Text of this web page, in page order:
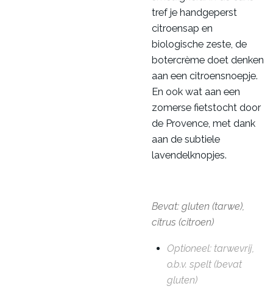
tref je handgeperst
citroensap en
biologische zeste, de
botercrème doet denken
aan een citroensnoepje.
En ook wat aan een
zomerse fietstocht door
de Provence, met dank
aan de subtiele
lavendelknopjes.
Bevat: gluten (tarwe),
citrus (citroen)
Optioneel: tarwevrij,
o.b.v. spelt (bevat
gluten)